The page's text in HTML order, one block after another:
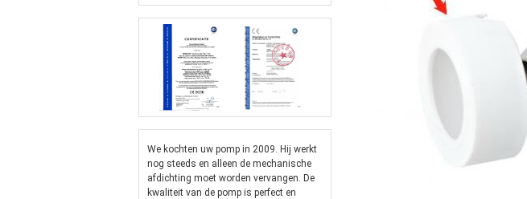
We kochten uw pomp in 2009. Hij werkt
nog steeds en alleen de mechanische
afdichting moet worden vervangen. De
kwaliteit van de pomp is perfect en